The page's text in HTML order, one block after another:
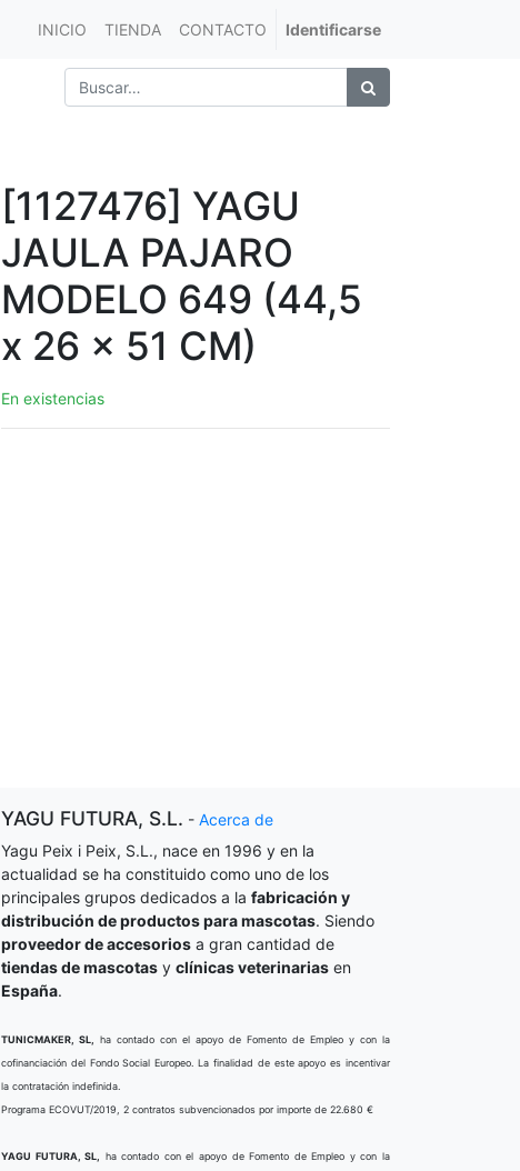
INICIO TIENDA CONTACTO Identificarse
[1127476] YAGU
JAULA PAJARO
MODELO 649 (44,5
x 26 x 51 CM)
En existencias
YAGU FUTURA, S.L. - Acerca de
Yagu Peix i Peix, S.L., nace en 1996 y en la
actualidad se ha constituido como uno de los
principales grupos dedicados a la fabricación y
distribución de productos para mascotas. Siendo
proveedor de accesorios a gran cantidad de
tiendas de mascotas y clínicas veterinarias en
España.
TUNICMAKER, SL,
ha contado con el apoyo de Fomento de Empleo y con la
cofinanciación del Fondo Social Europeo. La finalidad de este apoyo es incentivar
la contratación indefinida.
Programa ECOVUT/2019, 2 contratos subvencionados por importe de 22.680 €
YAGU FUTURA, SL,
ha contado con el apoyo de Fomento de Empleo y con la